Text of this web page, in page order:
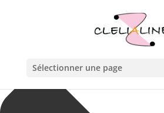
Sélectionner une page